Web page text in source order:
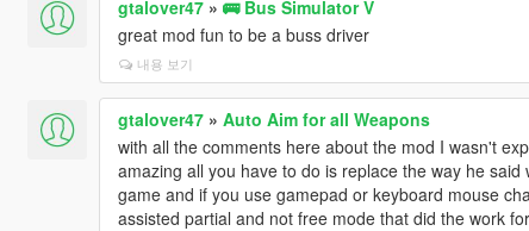
gtalover47» 🚌 Bus Simulator V
great mod fun to be a buss driver
내용 보기
gtalover47» Auto Aim for all Weapons
with all the comments here about the mod I wasn't
amazing all you have to do is replace the way he
game and if you use gamepad or keyboard mouse
assisted partial and not free mode that did the work